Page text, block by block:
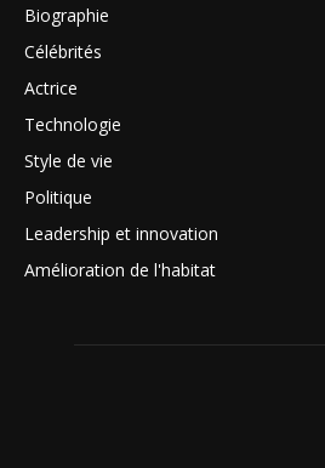
Biographie
Célébrités
Actrice
Technologie
Style de vie
Politique
Leadership et innovation
Amélioration de l'habitat